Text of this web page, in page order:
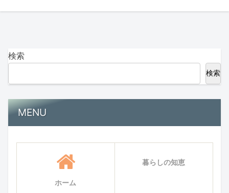
検索
検索
MENU
ホーム
暮らしの知恵